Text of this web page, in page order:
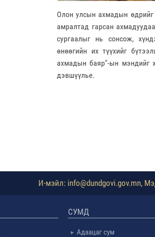
Олон улсын ахмадын өдрийг
амралтад гарсан
сургаалыг нь сонсож,
өнөөгийн их түүхийг
ахмадын баяр"-ын мэндийг
дэвшүүлье.
И-мэйл: info@dundgovi.gov.mn,
СУМД
Адаацаг сум